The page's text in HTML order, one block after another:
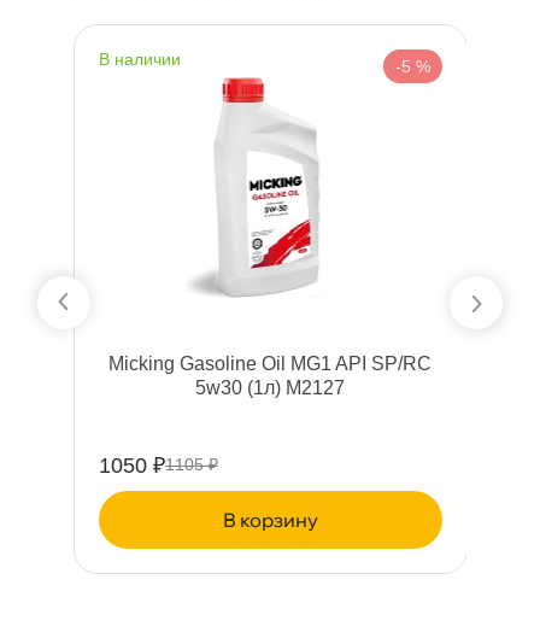
наличии -5 %
Micking Gasoline Oil MG1 API SP/RC
5w30 (1л) M2127
1050 ₽1105 ₽
корзину